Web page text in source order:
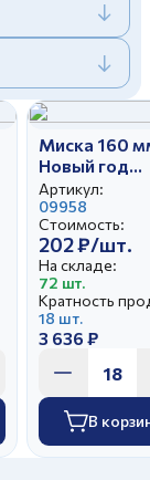
Миска 160
Новый год
(зеленый)
Артикул:
09958
Стоимость:
202 ₽/шт.
На складе:
72 шт.
Кратность
18 шт.
3 636 ₽
В